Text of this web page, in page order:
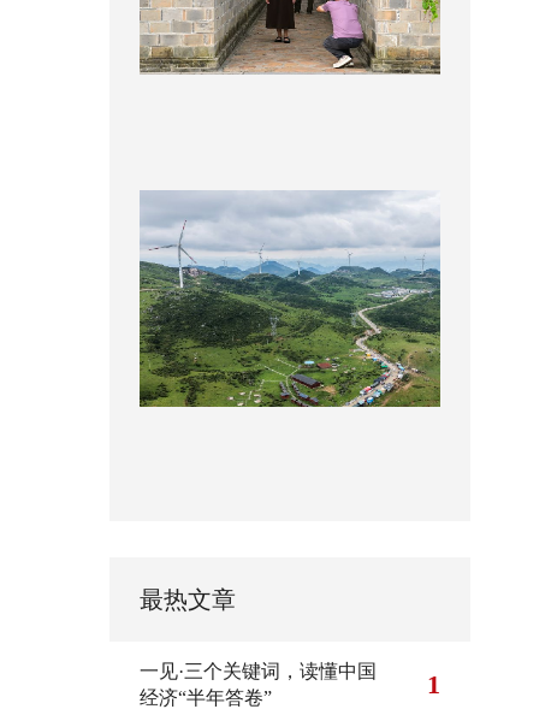
最热文章
一见·三个关键词，读懂中国
经济“半年答卷”
1